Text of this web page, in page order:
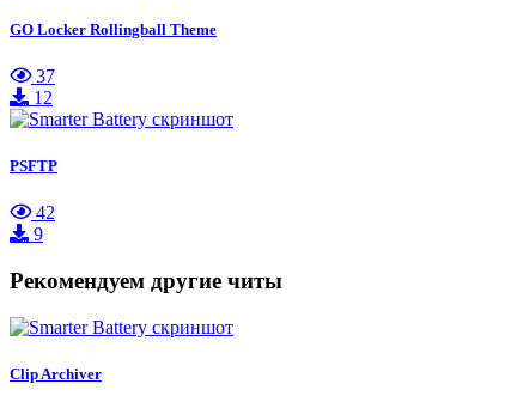
GO Locker Rollingball Theme
37
12
PSFTP
42
9
Рекомендуем другие читы
Clip Archiver